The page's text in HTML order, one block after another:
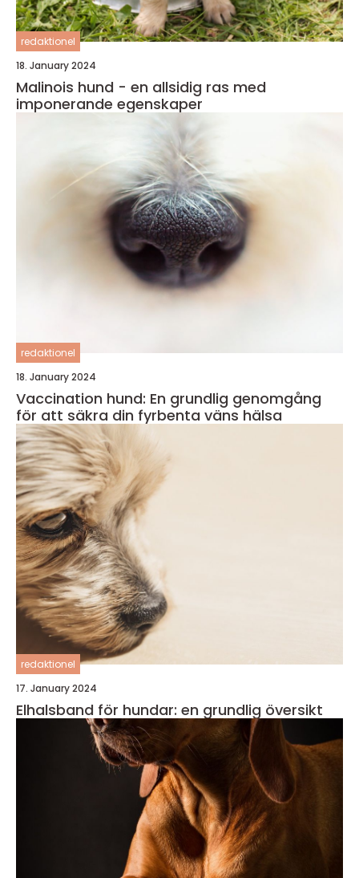
redaktionel
18. January 2024
Malinois hund - en allsidig ras med
imponerande egenskaper
redaktionel
18. January 2024
Vaccination hund: En grundlig genomgång
för att säkra din fyrbenta väns hälsa
redaktionel
17. January 2024
Elhalsband för hundar: en grundlig översikt